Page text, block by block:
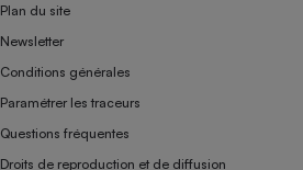
Plan du site
Newsletter
Conditions générales
Paramétrer les traceurs
Questions fréquentes
Droits de reproduction et de diffusion